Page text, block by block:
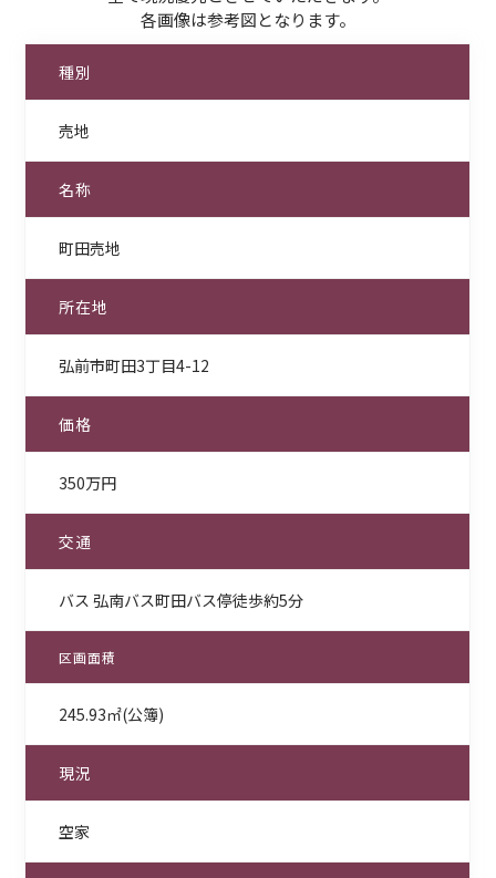
各画像は参考図となります。
種別
売地
名称
町田売地
所在地
弘前市町田3丁目4-12
価格
350万円
交通
バス 弘南バス町田バス停徒歩約5分
区画面積
245.93㎡(公簿)
現況
空家